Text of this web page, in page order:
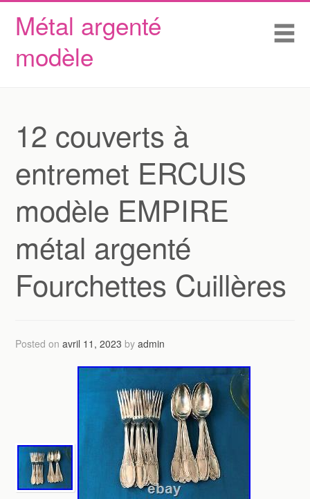
Métal argenté
modèle
Skip to content
Accueil
Conditions d’utilisation
12 couverts à
entremet ERCUIS
modèle EMPIRE
métal argenté
Fourchettes Cuillères
Posted onavril 11, 2023 byadmin